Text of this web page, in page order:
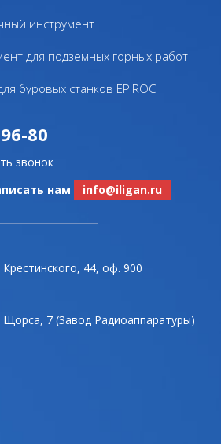
инструмент
для подземных горных работ
буровых станков EPIROC
80
звонок
нам
info@iligan.ru
Крестинского, 44, оф. 900
Щорса, 7 (Завод Радиоаппаратуры)